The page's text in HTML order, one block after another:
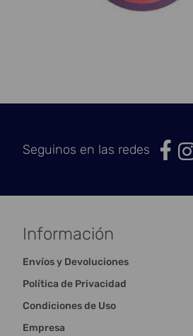
Seguinos en las redes
Información
Envíos y Devoluciones
Política de Privacidad
Condiciones de Uso
Empresa